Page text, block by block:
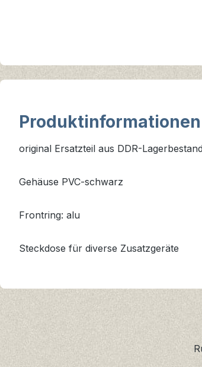
original Ersatzteil aus DDR-
Gehäuse PVC-schwarz
Frontring: alu
Steckdose für diverse Zusatzgeräte